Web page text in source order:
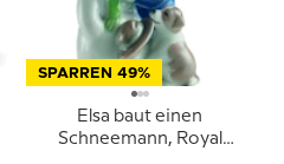
SPARREN 49%
Elsa baut einen
Schneemann, Royal